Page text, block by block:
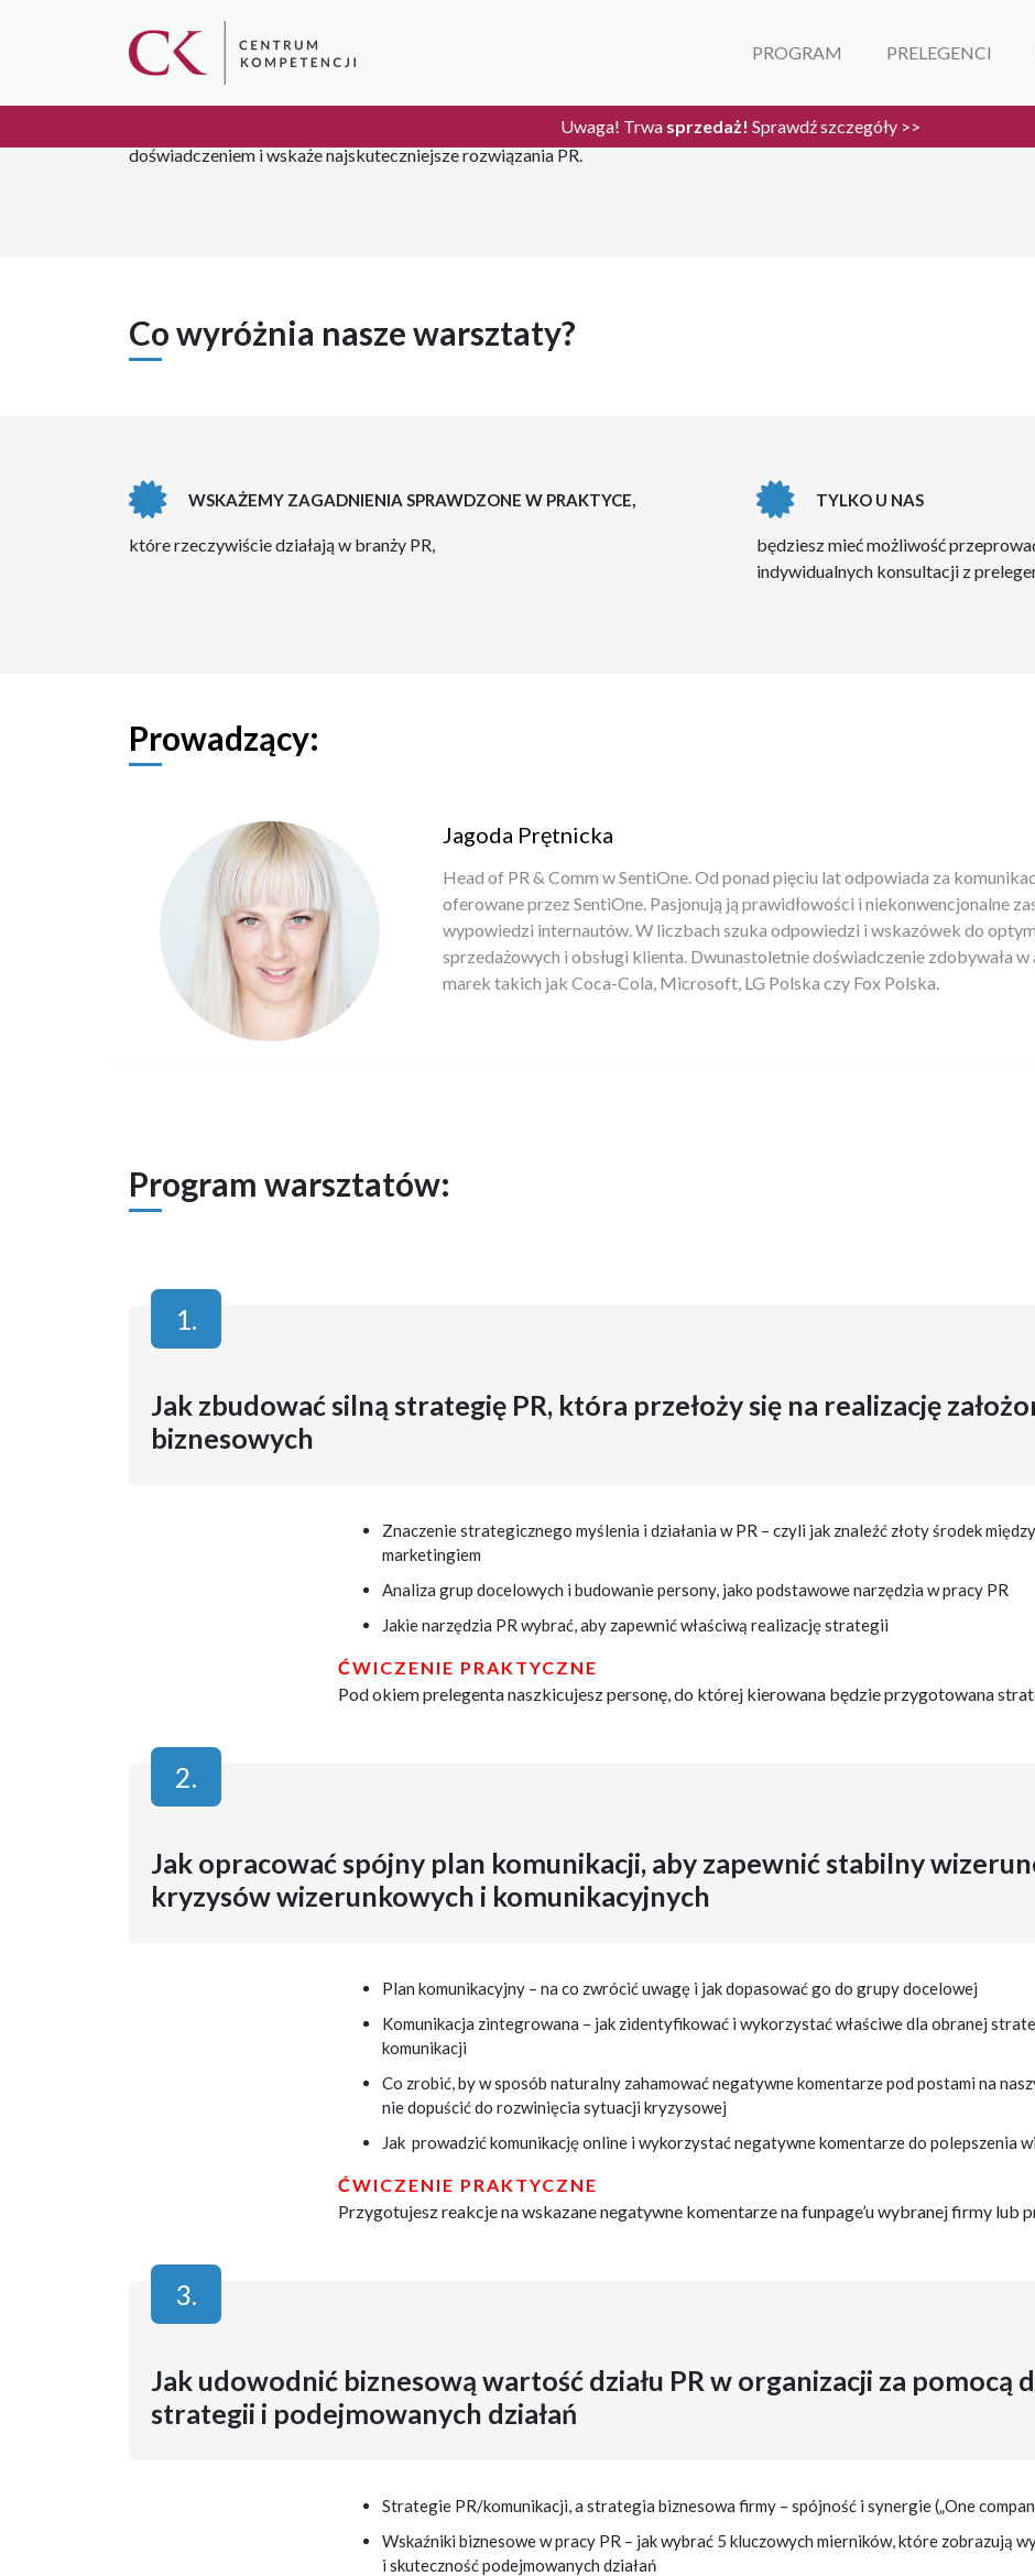
PROGRAM PRELEGENCI
Uwaga! Trwa sprzedaż! Sprawdź szczegóły >>
100% MERYTORYKI
prelegent, za którym stoją konkretne sukcesy biznesowe, dzieli się swoim
doświadczeniem i wskaże najskuteczniejsze rozwiązania PR.
Co wyróżnia nasze warsztaty?
WSKAŻEMY ZAGADNIENIA SPRAWDZONE W PRAKTYCE,
które rzeczywiście działają w branży PR,
TYLKO U NAS
będziesz mieć możliwość
indywidualnych konsultacji z
Prowadzący:
Jagoda Prętnicka
Head of PR & Comm w SentiOne. Od ponad pięciu lat odpowiada za
oferowane przez SentiOne. Pasjonują ją prawidłowości i niekonwencjonalne
wypowiedzi internautów. W liczbach szuka odpowiedzi i wskazówek do
sprzedażowych i obsługi klienta. Dwunastoletnie doświadczenie zdobywała
marek takich jak Coca-Cola, Microsoft, LG Polska czy Fox Polska.
Program warsztatów:
1.
Jak zbudować silną strategię PR, która przełoży się na realizację
biznesowych
Znaczenie strategicznego myślenia i działania w PR – czyli jak znaleźć złoty środek
marketingiem
Analiza grup docelowych i budowanie persony, jako podstawowe narzędzia w pracy PR
Jakie narzędzia PR wybrać, aby zapewnić właściwą realizację strategii
ĆWICZENIE PRAKTYCZNE
Pod okiem prelegenta naszkicujesz personę, do której kierowana będzie przygotowana
2.
Jak opracować spójny plan komunikacji, aby zapewnić stabilny
kryzysów wizerunkowych i komunikacyjnych
Plan komunikacyjny – na co zwrócić uwagę i jak dopasować go do grupy docelowej
Komunikacja zintegrowana – jak zidentyfikować i wykorzystać właściwe dla obranej
komunikacji
Co zrobić, by w sposób naturalny zahamować negatywne komentarze pod postami na
nie dopuścić do rozwinięcia sytuacji kryzysowej
Jak prowadzić komunikację online i wykorzystać negatywne komentarze do polepszenia
ĆWICZENIE PRAKTYCZNE
Przygotujesz reakcje na wskazane negatywne komentarze na funpage’u wybranej firmy lub
3.
Jak udowodnić biznesową wartość działu PR w organizacji za pomocą
strategii i podejmowanych działań
Strategie PR/komunikacji, a strategia biznesowa firmy – spójność i synergie („One
Wskaźniki biznesowe w pracy PR – jak wybrać 5 kluczowych mierników, które zobrazują
i skuteczność podejmowanych działań